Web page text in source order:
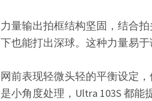
力量输出拍框结构坚固，结合
下也能打出深球。这种力量易
网前表现轻微头轻的平衡设定
是小角度处理，Ultra 103S 都能